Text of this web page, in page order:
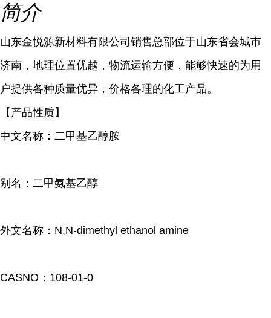
简介
山东金悦源新材料有限公司销售总部位于山东省会城市
济南，地理位置优越，物流运输方便，能够快速的为用
户提供各种质量优异，价格各理的化工产品。
【产品性质】
中文名称：二甲基乙醇胺
别名：二甲氨基乙醇
外文名称：N,N-dimethyl ethanol amine
CASNO：108-01-0